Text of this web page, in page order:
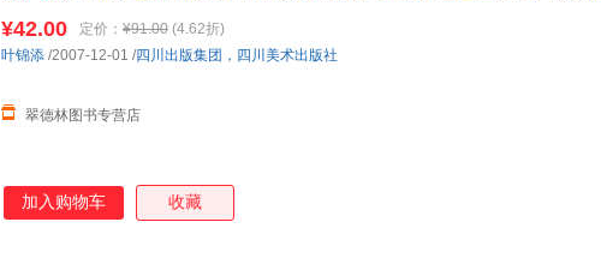
¥42.00 定价： ¥91.00 (4.62折)
翠德林图书专营店
叶锦添 /2007-12-01 /四川出版集团，四川美术出版社
加入购物车 收藏